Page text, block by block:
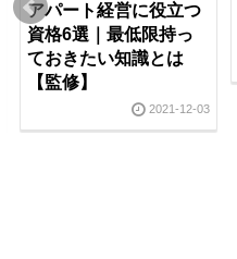
アパート経営に役立つ
資格6選｜最低限持っ
ておきたい知識とは
【監修】
2021-12-03